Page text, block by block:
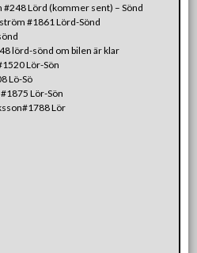
#248 Lörd (kommer sent) – Sönd
#1861 Lörd-Sönd
lörd-sönd om bilen är klar
Lör-Sön
Lö-Sö
Lör-Sön
Lör